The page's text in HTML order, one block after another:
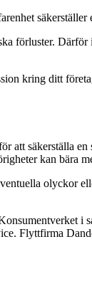
förluster.
kring ditt
att säkerställa
kan bära
olyckor
i
Flyttfirma